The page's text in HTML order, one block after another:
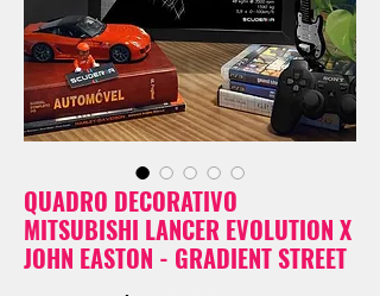
QUADRO DECORATIVO
MITSUBISHI LANCER EVOLUTION X
JOHN EASTON - GRADIENT STREET